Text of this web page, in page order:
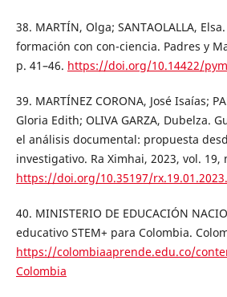
38. MARTÍN, Olga; SANTAOLALLA,
formación con con-ciencia. Padres y
p. 41–46. https://doi.org/10.14422/
39. MARTÍNEZ CORONA, José Isaías;
Gloria Edith; OLIVA GARZA, Dubelza.
el análisis documental: propuesta
investigativo. Ra Ximhai, 2023, vol. 19,
https://doi.org/10.35197/
40. MINISTERIO DE EDUCACIÓN
educativo STEM+ para Colombia.
https://colombiaaprende.edu.co/
Colombia